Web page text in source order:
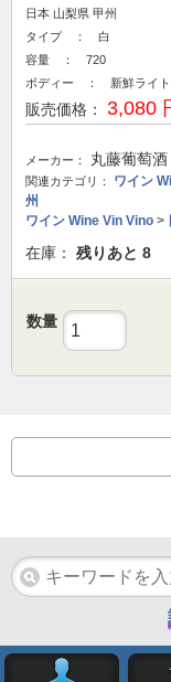
日本 山梨県 甲州
タイプ ： 白
容量 ： 720
ボディー ： 新鮮ライト
販売価格： 3,080
メーカー： 丸藤葡萄酒
関連カテゴリ： ワイン
州
ワイン Wine Vin Vino >
在庫： 残りあと 8
数量